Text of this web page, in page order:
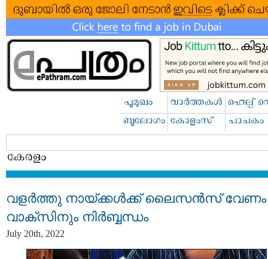
വളര്‍ത്തു നായ്ക്കള്‍ക്ക് ലൈസൻസ് വേണം
വാക്സിനും​ നിർബ്ബന്ധം
July 20th, 2022